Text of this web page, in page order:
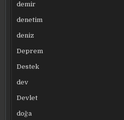
demir
denetim
deniz
Deprem
Destek
dev
Devlet
doğa